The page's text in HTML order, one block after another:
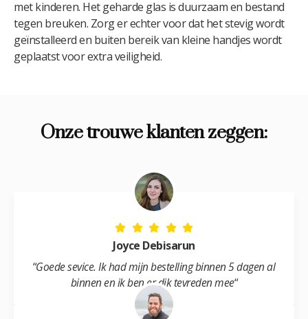
met kinderen. Het geharde glas is duurzaam en bestand
tegen breuken. Zorg er echter voor dat het stevig wordt
geïnstalleerd en buiten bereik van kleine handjes wordt
geplaatst voor extra veiligheid.
Onze trouwe klanten zeggen:
Joyce Debisarun
“Goede sevice. Ik had mijn bestelling binnen 5 dagen al
binnen en ik ben er dik tevreden mee“